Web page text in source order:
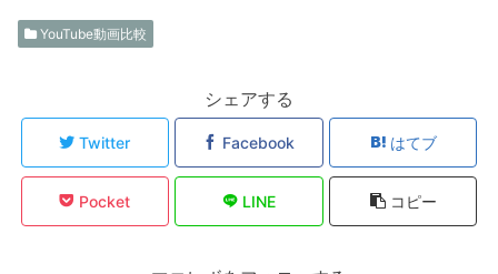
YouTube動画比較
シェアする
Twitter Facebook はてブ
Pocket LINE コピー